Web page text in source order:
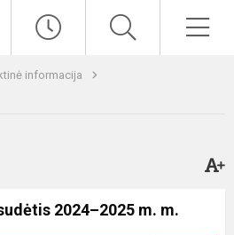
informacija
2024–2025 m. m.